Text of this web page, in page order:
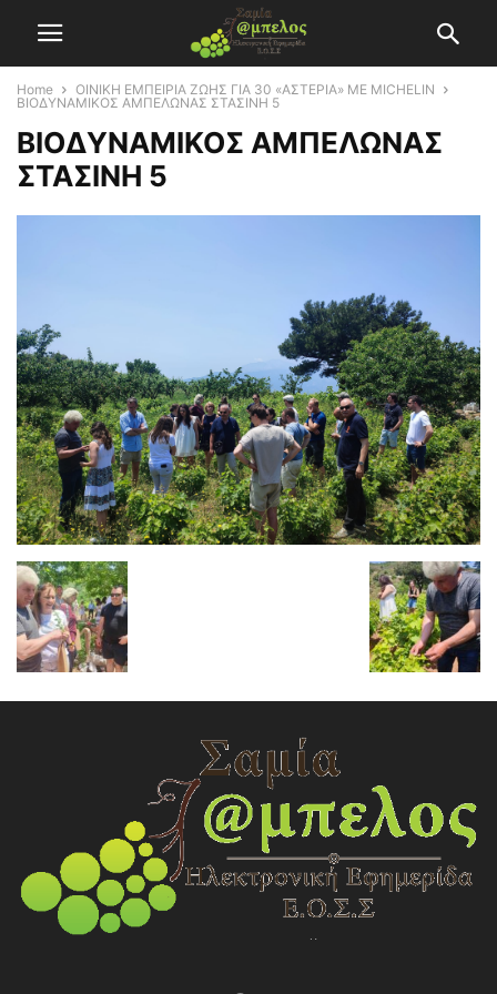
Home
ΟΙΝΙΚΗ ΕΜΠΕΙΡΙΑ ΖΩΗΣ ΓΙΑ 30 «ΑΣΤΕΡΙΑ» ΜΕ MICHELIN
ΒΙΟΔΥΝΑΜΙΚΟΣ ΑΜΠΕΛΩΝΑΣ ΣΤΑΣΙΝΗ 5
ΒΙΟΔΥΝΑΜΙΚΟΣ ΑΜΠΕΛΩΝΑΣ
ΣΤΑΣΙΝΗ 5